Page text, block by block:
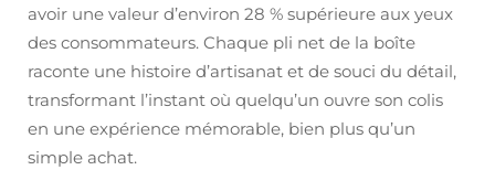
avoir une valeur d’environ 28 % supérieure aux yeux
des consommateurs. Chaque pli net de la boîte
raconte une histoire d’artisanat et de souci du détail,
transformant l’instant où quelqu’un ouvre son colis
en une expérience mémorable, bien plus qu’un
simple achat.